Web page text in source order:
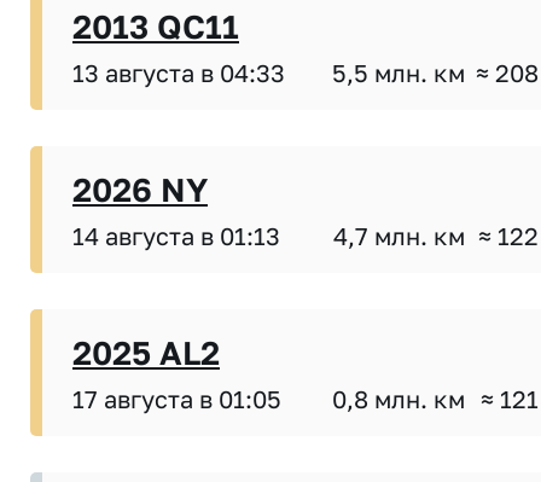
2013 QC11
13 августа в 04:33 5,5 млн. км ≈
2026 NY
14 августа в 01:13 4,7 млн. км ≈
2025 AL2
17 августа в 01:05 0,8 млн. км ≈